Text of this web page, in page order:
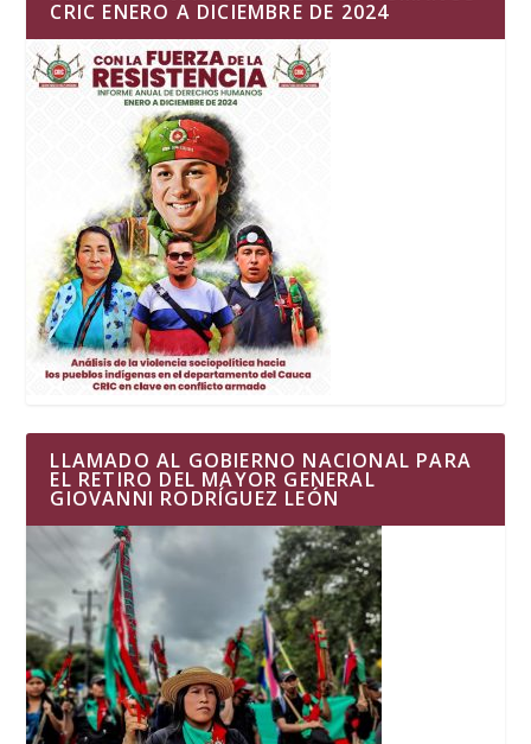
CRIC ENERO A DICIEMBRE DE 2024
LLAMADO AL GOBIERNO NACIONAL PARA
EL RETIRO DEL MAYOR GENERAL
GIOVANNI RODRÍGUEZ LEÓN